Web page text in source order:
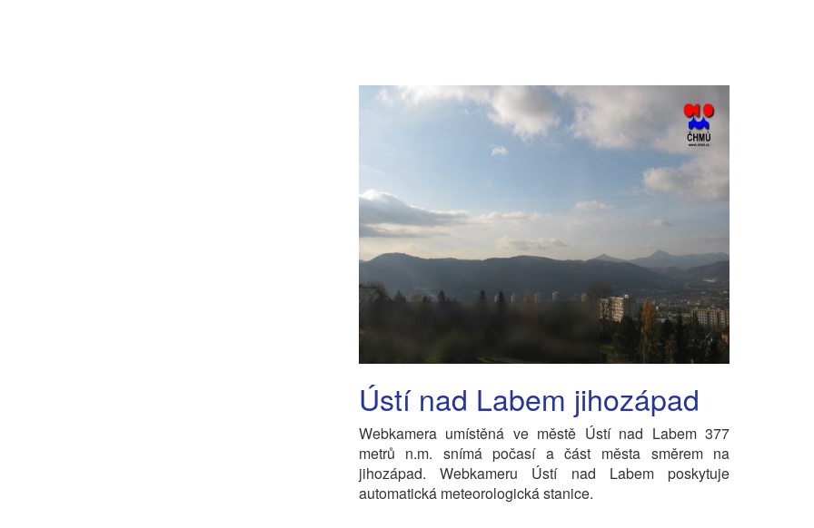
Ústí nad Labem jihozápad
Webkamera umístěná ve městě Ústí nad Labem 377
metrů n.m. snímá počasí a část města směrem na
jihozápad. Webkameru Ústí nad Labem poskytuje
automatická meteorologická stanice.